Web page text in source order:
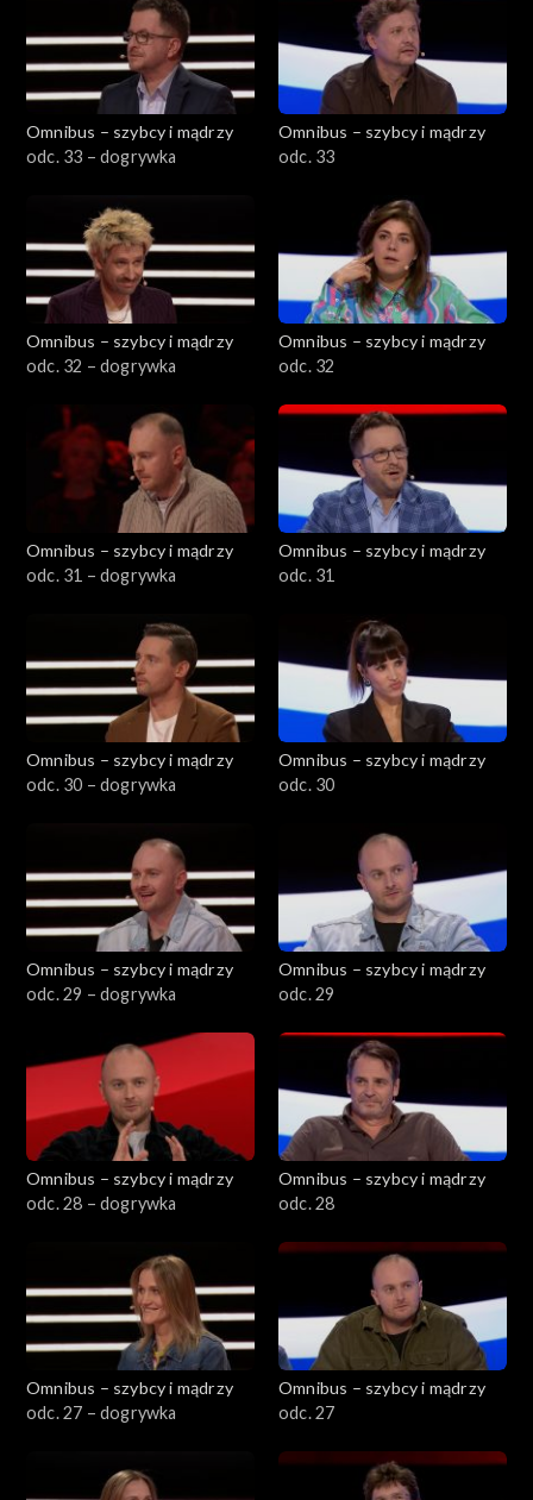
Omnibus – szybcy i mądrzy
odc. 33 – dogrywka
Omnibus – szybcy i mądrzy
odc. 33
Omnibus – szybcy i mądrzy
odc. 32 – dogrywka
Omnibus – szybcy i mądrzy
odc. 32
Omnibus – szybcy i mądrzy
odc. 31 – dogrywka
Omnibus – szybcy i mądrzy
odc. 31
Omnibus – szybcy i mądrzy
odc. 30 – dogrywka
Omnibus – szybcy i mądrzy
odc. 30
Omnibus – szybcy i mądrzy
odc. 29 – dogrywka
Omnibus – szybcy i mądrzy
odc. 29
Omnibus – szybcy i mądrzy
odc. 28 – dogrywka
Omnibus – szybcy i mądrzy
odc. 28
Omnibus – szybcy i mądrzy
odc. 27 – dogrywka
Omnibus – szybcy i mądrzy
odc. 27